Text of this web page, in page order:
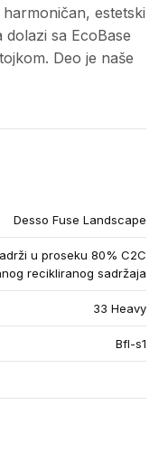
estetski
sa EcoBase
Deo je naše
Desso Fuse Landscape
u proseku 80% C2C
recikliranog sadržaja
33 Heavy
Bfl-s1